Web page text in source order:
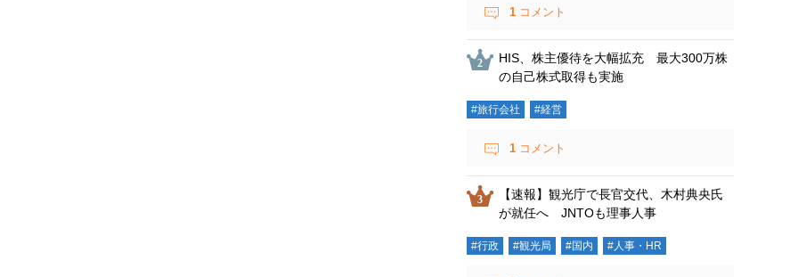
1 コメント
HIS、株主優待を大幅拡充 最大300万株
の自己株式取得も実施
#旅行会社 #経営
1 コメント
【速報】観光庁で長官交代、木村典央氏
が就任へ JNTOも理事人事
#行政 #観光局 #国内 #人事・HR